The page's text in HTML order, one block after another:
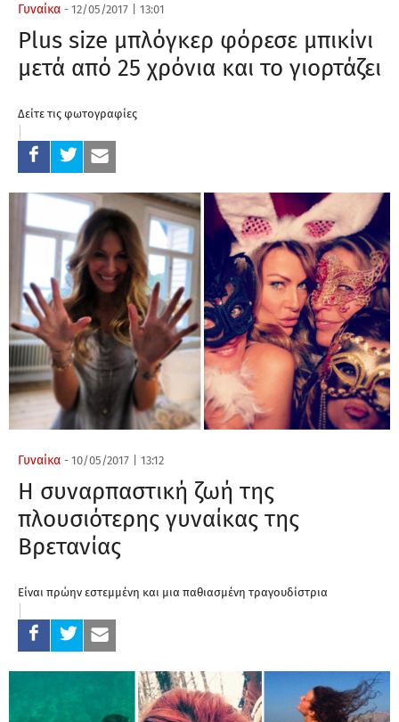
Γυναίκα - 12/05/2017 13:01
Plus size μπλόγκερ φόρεσε μπικίνι
μετά από 25 χρόνια και το γιορτάζει
Δείτε τις φωτογραφίες
Γυναίκα - 10/05/2017 13:12
Η συναρπαστική ζωή της
πλουσιότερης γυναίκας της
Βρετανίας
Είναι πρώην εστεμμένη και μια παθιασμένη τραγουδίστρια